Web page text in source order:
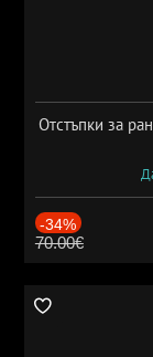
Отстъпки за
-34%
70.00€